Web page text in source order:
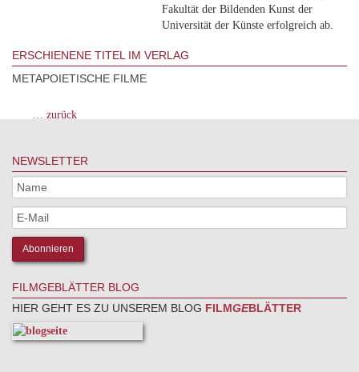
Fakultät der Bildenden Kunst der
Universität der Künste erfolgreich ab.
ERSCHIENENE TITEL IM VERLAG
METAPOIETISCHE FILME
… zurück
NEWSLETTER
FILMGEBLÄTTER BLOG
HIER GEHT ES ZU UNSEREM BLOG FILMGEBLÄTTER